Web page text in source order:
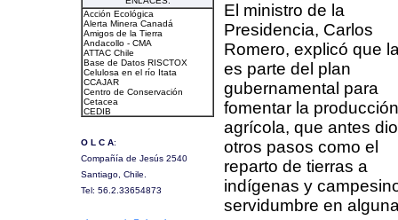
El ministro de la
Presidencia, Carlos
Romero, explicó que
es parte del plan
gubernamental para
fomentar la producción
agrícola, que antes dio
otros pasos como el
reparto de tierras a
indígenas y
servidumbre en